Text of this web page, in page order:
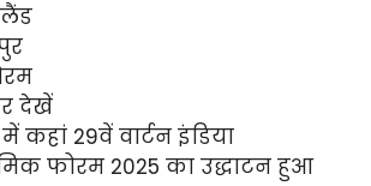
देखें
कहां 29वें वार्टन इंडिया
फोरम 2025 का उद्धाटन हुआ